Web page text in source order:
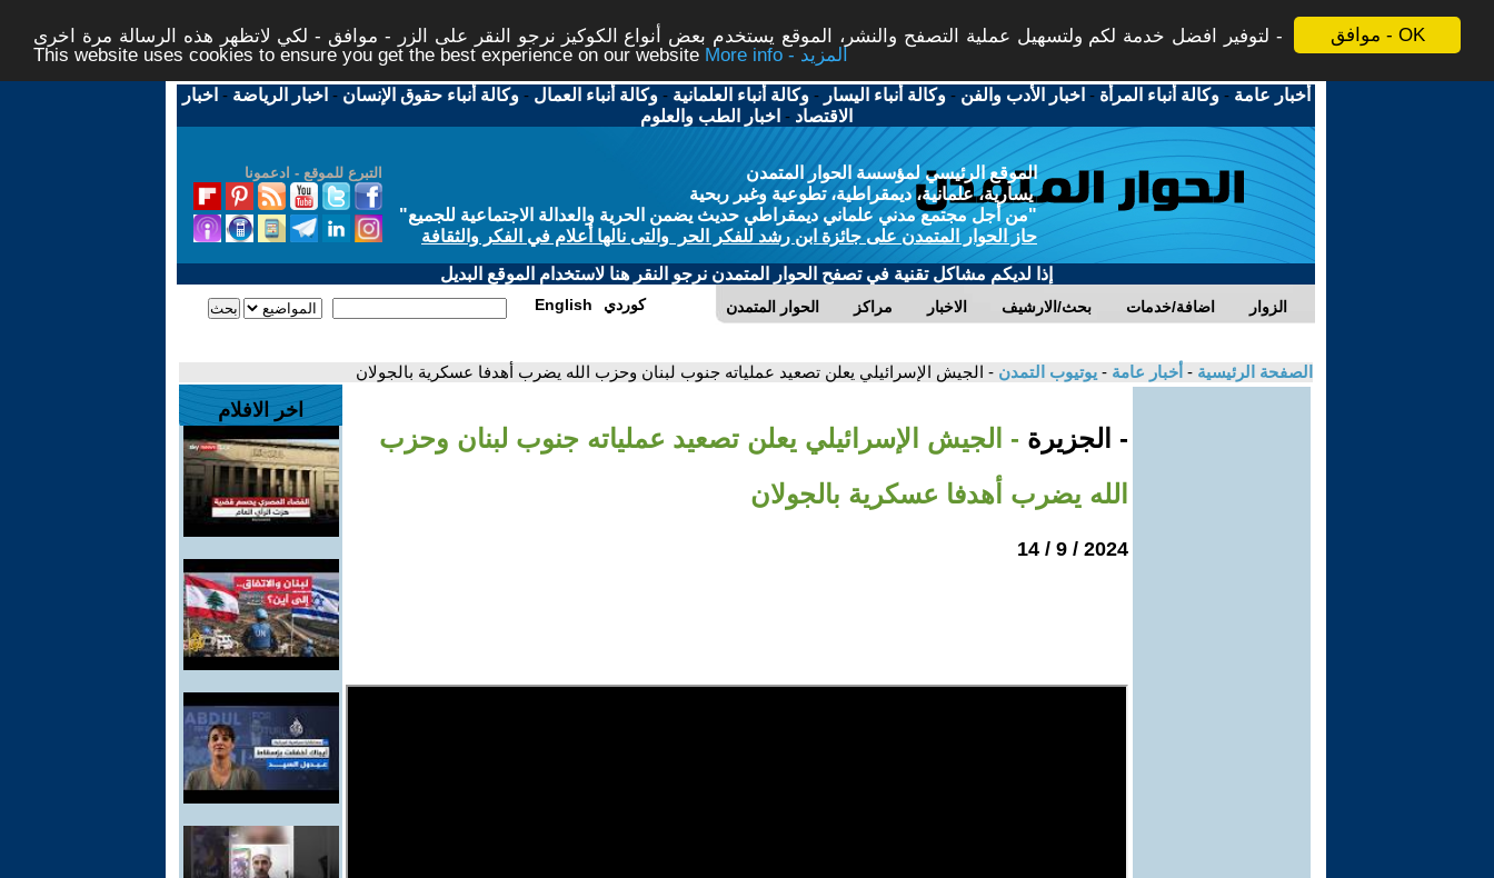
موافق - OK
لتوفير افضل خدمة لكم ولتسهيل عملية التصفح والنشر، الموقع يستخدم بعض أنواع الكوكيز نرجو النقر على الزر - موافق - لكي لاتظهر هذه الرسالة مرة اخرى -
This website uses cookies to ensure you get the best experience on our website
More info - المزيد
أخبار عامة -وكالة أنباء المرأة - اخبار الأدب والفن -وكالة أنباء اليسار -وكالة أنباء العلمانية -وكالة أنباء العمال -وكالة أنباء حقوق الإنسان - اخبار الرياضة - اخبار
الاقتصاد - اخبار الطب والعلوم
التبرع للموقع - ادعمونا
الموقع الرئيسي لمؤسسة الحوار المتمدن
يسارية، علمانية، ديمقراطية، تطوعية وغير ربحية
"من أجل مجتمع مدني علماني ديمقراطي حديث يضمن الحرية والعدالة الاجتماعية للجميع"
حاز الحوار المتمدن على جائزة ابن رشد للفكر الحر والتى نالها أعلام في الفكر والثقافة
إذا لديكم مشاكل تقنية في تصفح الحوار المتمدن نرجو النقر هنا لاستخدام الموقع البديل
الحوار المتمدن مراكز الاخبار بحث/الارشيف اضافة/خدمات الزوار English كوردي
الصفحة الرئيسية - أخبار عامة - يوتيوب التمدن - الجيش الإسرائيلي يعلن تصعيد عملياته جنوب لبنان وحزب الله يضرب أهدفا عسكرية بالجولان
- الجزيرة - الجيش الإسرائيلي يعلن تصعيد عملياته جنوب لبنان وحزب
الله يضرب أهدفا عسكرية بالجولان
2024 / 9 / 14
اخر الافلام